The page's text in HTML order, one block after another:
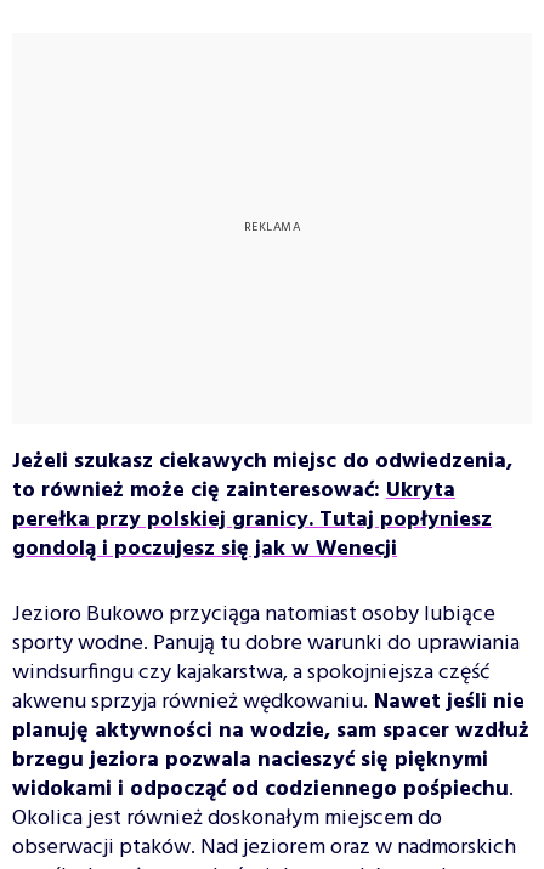
Jeżeli szukasz ciekawych miejsc do odwiedzenia,
to również może cię zainteresować: Ukryta
perełka przy polskiej granicy. Tutaj popłyniesz
gondolą i poczujesz się jak w Wenecji
Jezioro Bukowo przyciąga natomiast osoby lubiące
sporty wodne. Panują tu dobre warunki do uprawiania
windsurfingu czy kajakarstwa, a spokojniejsza część
akwenu sprzyja również wędkowaniu. Nawet jeśli nie
planuję aktywności na wodzie, sam spacer wzdłuż
brzegu jeziora pozwala nacieszyć się pięknymi
widokami i odpocząć od codziennego pośpiechu.
Okolica jest również doskonałym miejscem do
obserwacji ptaków. Nad jeziorem oraz w nadmorskich